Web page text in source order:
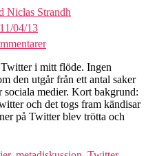
Niclas Strandh
04/13
till
Twitter
är
en
verktygslåda
i mitt flöde. Ingen
den utgår från ett antal saker
sociala medier. Kort bakgrund:
och det togs fram kändisar
på Twitter blev trötta och